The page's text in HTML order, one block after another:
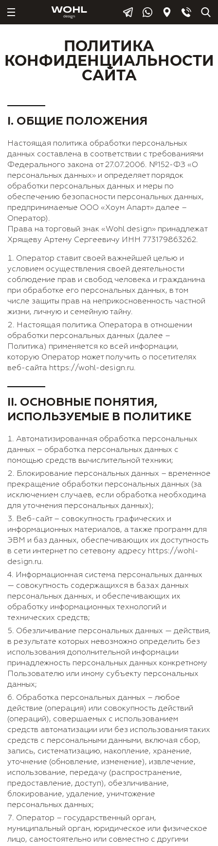
ПОЛИТИКА
КОНФИДЕНЦИАЛЬНОСТИ
САЙТА
I. ОБЩИЕ ПОЛОЖЕНИЯ
Настоящая политика обработки персональных
данных составлена в соответствии с требованиями
Федерального закона от 27.07.2006. №152-ФЗ «О
персональных данных» и определяет порядок
обработки персональных данных и меры по
обеспечению безопасности персональных данных,
предпринимаемые ООО «Хоум Апарт» далее –
Оператор).
Права на торговый знак «Wohl design» принадлежат
Хрящеву Артему Сергеевичу ИНН 773179863262.
Оператор ставит своей важнейшей целью и
условием осуществления своей деятельности
соблюдение прав и свобод человека и гражданина
при обработке его персональных данных, в том
числе защиты прав на неприкосновенность частной
жизни, личную и семейную тайну.
Настоящая политика Оператора в отношении
обработки персональных данных (далее –
Политика) применяется ко всей информации,
которую Оператор может получить о посетителях
веб-сайта https://wohl-design.ru.
II. ОСНОВНЫЕ ПОНЯТИЯ,
ИСПОЛЬЗУЕМЫЕ В ПОЛИТИКЕ
Автоматизированная обработка персональных
данных – обработка персональных данных с
помощью средств вычислительной техники;
Блокирование персональных данных – временное
прекращение обработки персональных данных (за
исключением случаев, если обработка необходима
для уточнения персональных данных);
Веб-сайт – совокупность графических и
информационных материалов, а также программ для
ЭВМ и баз данных, обеспечивающих их доступность
в сети интернет по сетевому адресу https://wohl-
design.ru.
Информационная система персональных данных
— совокупность содержащихся в базах данных
персональных данных, и обеспечивающих их
обработку информационных технологий и
технических средств;
Обезличивание персональных данных — действия,
в результате которых невозможно определить без
использования дополнительной информации
принадлежность персональных данных конкретному
Пользователю или иному субъекту персональных
данных;
Обработка персональных данных – любое
действие (операция) или совокупность действий
(операций), совершаемых с использованием
средств автоматизации или без использования таких
средств с персональными данными, включая сбор,
запись, систематизацию, накопление, хранение,
уточнение (обновление, изменение), извлечение,
использование, передачу (распространение,
предоставление, доступ), обезличивание,
блокирование, удаление, уничтожение
персональных данных;
Оператор – государственный орган,
муниципальный орган, юридическое или физическое
лицо, самостоятельно или совместно с другими